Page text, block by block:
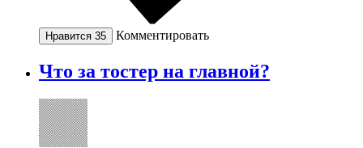
Нравится 35 Комментировать
Что за тостер на главной?